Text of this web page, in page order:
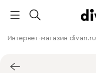
Интернет-магазин divan.ru